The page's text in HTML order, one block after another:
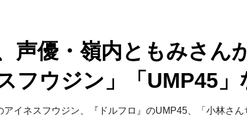
声優・嶺内ともみさん
フウジン」「UMP45」
イネスフウジン、『ドルフロ』のUMP45、「小林さ